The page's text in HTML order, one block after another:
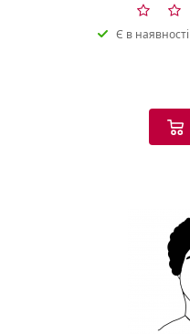
Є в наявності